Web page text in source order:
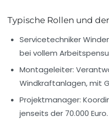
Typische Rollen und
Servicetechniker
bei vollem
Montageleiter:
Windkraftanlagen, mit
Projektmanager:
jenseits der 70.000 Euro.